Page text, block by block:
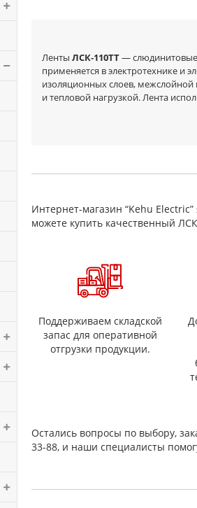
Ленты ЛСК‑110ТТ— слюдинитовые
применяется в электротехнике
изоляционных слоев,
и тепловой нагрузкой. Лента
электродвигатели и
производственные и
Преимущества
соответствие ТУ 16‑91
удобный рулонный формат;
подбор типоразмеров под
Как выбрать
Для подбора обычно указывают
Интернет-магазин “Kehu
можете купить качественный
Поддерживаем складской
запас для оперативной
отгрузки продукции.
Остались вопросы по выбору,
33-88, и наши специалисты